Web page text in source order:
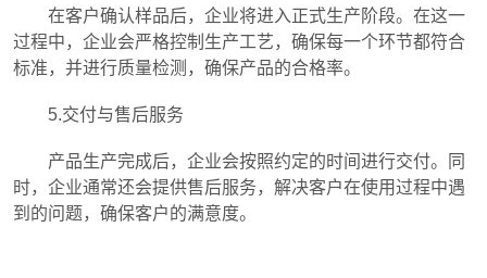
在客户确认样品后，企业将进入正式生产阶段。在这一
过程中，企业会严格控制生产工艺，确保每一个环节都符合
标准，并进行质量检测，确保产品的合格率。
5.交付与售后服务
产品生产完成后，企业会按照约定的时间进行交付。同
时，企业通常还会提供售后服务，解决客户在使用过程中遇
到的问题，确保客户的满意度。